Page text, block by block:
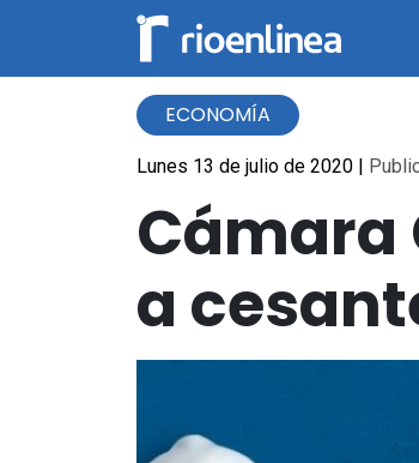
ECONOMÍA
Lunes 13 de julio de 2020 |
Cámara
a